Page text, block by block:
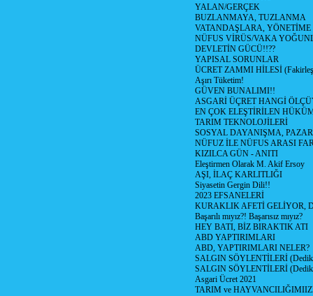
YALAN/GERÇEK
BUZLANMAYA, TUZLANMA
VATANDAŞLARA,
NÜFUS VİRÜS/VAKA
DEVLETİN GÜCÜ!!??
YAPISAL SORUNLAR
ÜCRET ZAMMI HİLESİ
Aşırı Tüketim!
GÜVEN BUNALIMI!!
ASGARİ ÜÇRET HANGİ
EN ÇOK ELEŞTİRİLEN
TARIM TEKNOLOJİLERİ
SOSYAL DAYANIŞMA,
NÜFUZ İLE NÜFUS ARASI
KIZILCA GÜN - ANITI
Eleştirmen Olarak M. Akif Ersoy
AŞI, İLAÇ KARLITLIĞI
Siyasetin Gergin Dili!!
2023 EFSANELERİ
KURAKLIK AFETİ GELİYOR,
Başarılı mıyız?! Başarısız mıyız?
HEY BATI, BİZ BIRAKTIK ATI
ABD YAPTIRIMLARI
ABD, YAPTIRIMLARI NELER?
SALGIN SÖYLENTİLERİ
SALGIN SÖYLENTİLERİ
Asgari Ücret 2021
TARIM ve